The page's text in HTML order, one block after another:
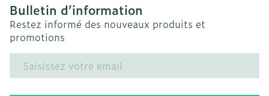
Bulletin d’information
Restez informé des nouveaux produits et
promotions
Adresse mail